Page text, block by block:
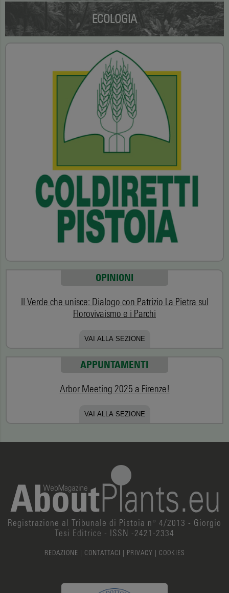
ECOLOGIA
OPINIONI
Il Verde che unisce: Dialogo con Patrizio La Pietra sul
Florovivaismo e i Parchi
VAI ALLA SEZIONE
APPUNTAMENTI
Arbor Meeting 2025 a Firenze!
VAI ALLA SEZIONE
Registrazione al Tribunale di Pistoia n° 4/2013 - Giorgio
Tesi Editrice - ISSN -2421-2334
REDAZIONE | CONTATTACI | PRIVACY | COOKIES